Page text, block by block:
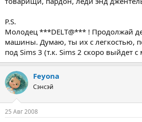
P.S.
Молодец ***DELT@*** ! Продолжай
машины. Думаю, ты их с легкостью,
под Sims 3 (т.к. Sims 2 скоро выйдет
Feyona
Сэнсэй
25 Авг 2008